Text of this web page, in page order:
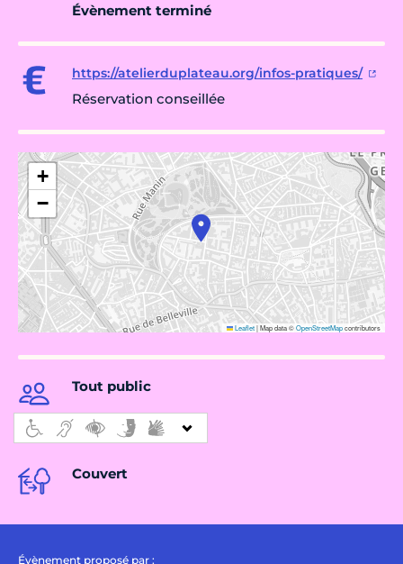
Évènement terminé
https://atelierduplateau.org/infos-pratiques/
Réservation conseillée
+
−
Leaflet|Map data ©OpenStreetMapcontributors
Tout public
Couvert
Évènement proposé par :